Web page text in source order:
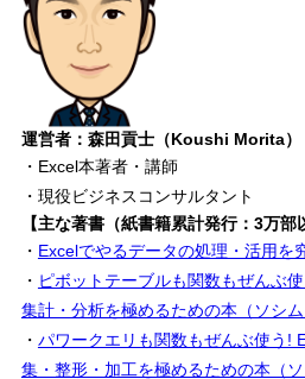
運営者：森田貢士（Koushi Morita）
・Excel本著者・講師
・現役ビジネスコンサルタント
【主な著書（紙書籍累計発行：3万部
・ Excelでやるデータの処理・活用を
・ ピボットテーブルも関数もぜんぶ
集計・分析を極めるための本（ソシム
・ パワークエリも関数もぜんぶ使う!
集・整形・加工を極めるための本（ソ